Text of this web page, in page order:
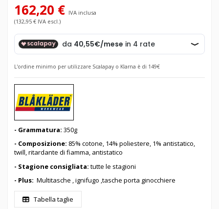
162,20 € IVA inclusa
(132,95 € IVA escl.)
L'ordine minimo per utilizzare Scalapay o Klarna è di 149€
- Grammatura: 350g
- Composizione: 85% cotone, 14% poliestere, 1% antistatico,
twill, ritardante di fiamma, antistatico
- Stagione consigliata: tutte le stagioni
- Plus: Multitasche , ignifugo ,tasche porta ginocchiere
Tabella taglie